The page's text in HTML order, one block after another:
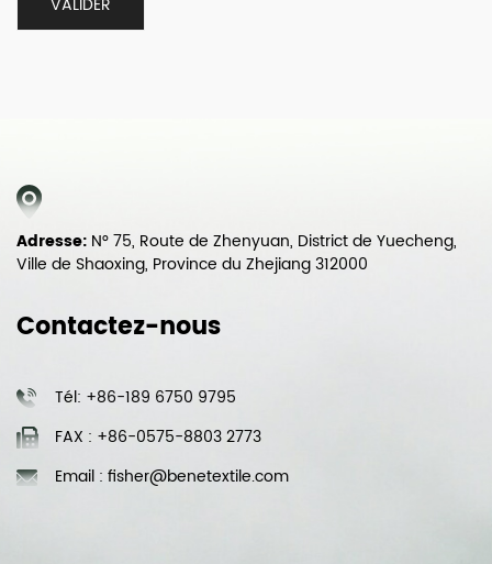
Adresse: N° 75, Route de Zhenyuan, District de Yuecheng,
Ville de Shaoxing, Province du Zhejiang 312000
Contactez-nous
Tél: +86-189 6750 9795
FAX : +86-0575-8803 2773
Email : fisher@benetextile.com